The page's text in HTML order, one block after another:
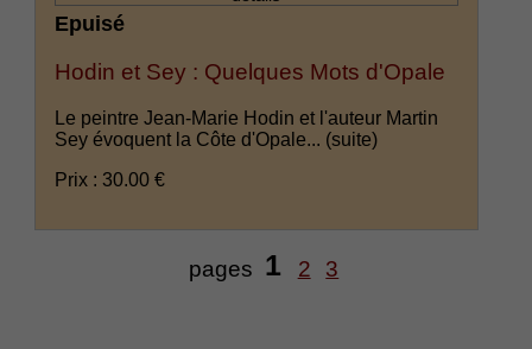
Epuisé
Hodin et Sey : Quelques Mots d'Opale
Le peintre Jean-Marie Hodin et l'auteur Martin
Sey évoquent la Côte d'Opale... (suite)
Prix : 30.00 €
pages 1 2 3